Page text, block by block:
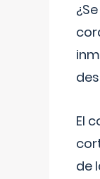
El
de